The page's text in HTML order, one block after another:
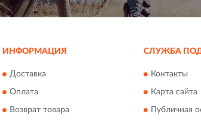
ИНФОРМАЦИЯ
Доставка
Оплата
Возврат товара
СЛУЖБА
Контакты
Карта сайта
Публичная